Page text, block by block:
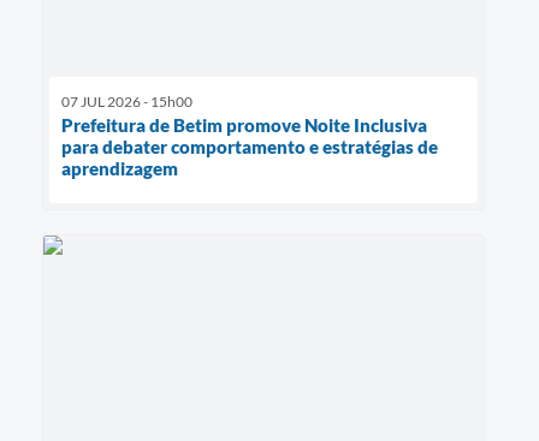
07 JUL 2026 - 15h00
Prefeitura de Betim promove Noite Inclusiva
para debater comportamento e estratégias de
aprendizagem